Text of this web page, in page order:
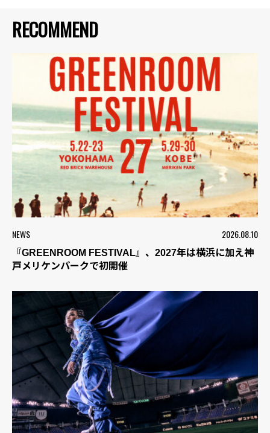
RECOMMEND
NEWS 2026.08.10
『GREENROOM FESTIVAL』、2027年は横浜に加え神
戸メリケンパークで初開催